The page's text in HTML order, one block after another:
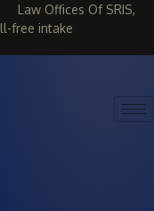
Law Offices Of SRIS,
free intake